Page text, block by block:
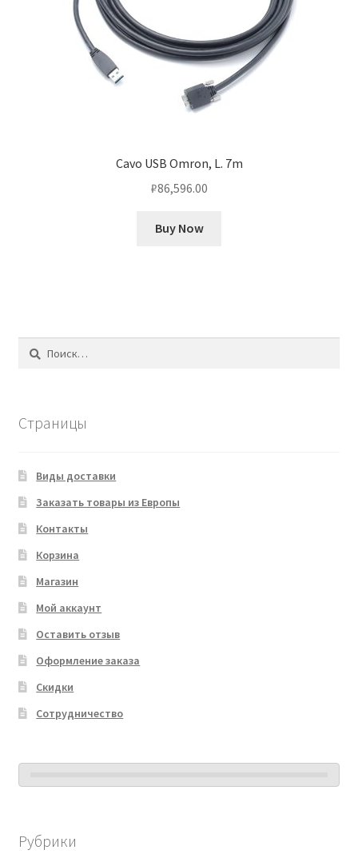
Cavo USB Omron, L. 7m
₽86,596.00
Buy Now
Найти:
Страницы
Виды доставки
Заказать товары из Европы
Контакты
Корзина
Магазин
Мой аккаунт
Оставить отзыв
Оформление заказа
Скидки
Сотрудничество
Рубрики